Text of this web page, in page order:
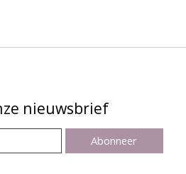
nieuwsbrief
Abonneer